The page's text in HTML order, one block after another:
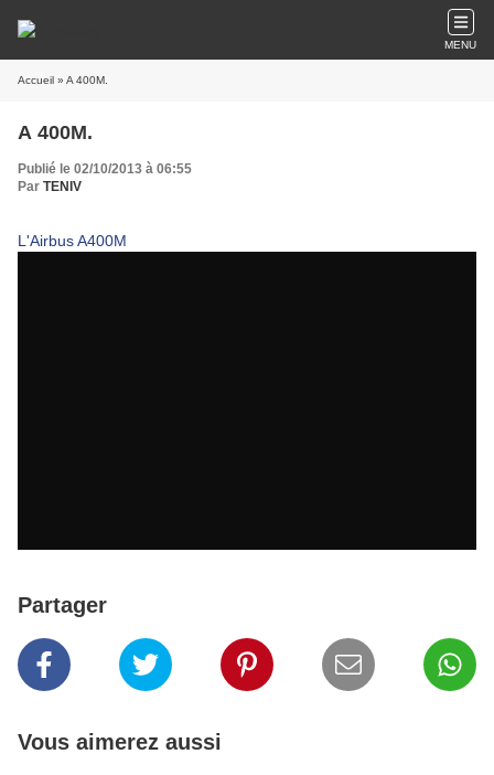
MENU
Accueil » A 400M.
A 400M.
Publié le 02/10/2013 à 06:55
Par TENIV
L'Airbus A400M
Partager
Vous aimerez aussi